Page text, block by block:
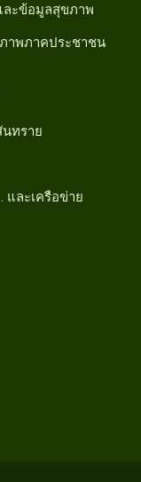
ละข้อมูลสุขภาพ
าพภาคประชาชน
ทราย
ละเครือข่าย